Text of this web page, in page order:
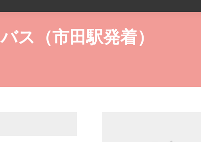
ス（市田駅発着）